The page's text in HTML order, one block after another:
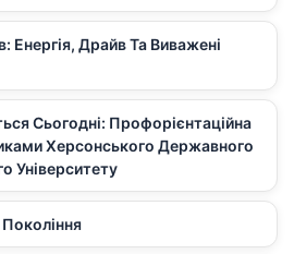
Енергія, Драйв Та Виважені
Сьогодні: Профорієнтаційна
Херсонського Державного
Університету